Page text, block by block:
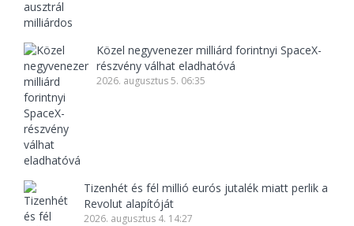
Közel negyvenezer milliárd forintnyi SpaceX-
részvény válhat eladhatóvá
2026. augusztus 5. 06:35
Tizenhét és fél millió eurós jutalék miatt perlik a
Revolut alapítóját
2026. augusztus 4. 14:27